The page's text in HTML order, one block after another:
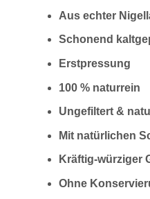
Aus echter
Schonend
Erstpressung
100 % naturrein
Ungefiltert &
Mit natürlichen
Kräftig-würziger
Ohne